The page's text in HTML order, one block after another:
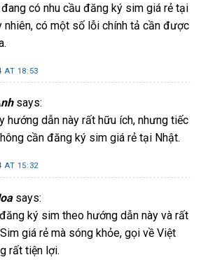
có nhu cầu đăng ký sim giá rẻ tại
nhiên, có một số lỗi chính tả cần được
AT 18:53
says:
hướng dẫn này rất hữu ích, nhưng tiếc
cần đăng ký sim giá rẻ tại Nhật.
AT 15:32
says:
ký sim theo hướng dẫn này và rất
giá rẻ mà sóng khỏe, gọi về Việt
rất tiện lợi.